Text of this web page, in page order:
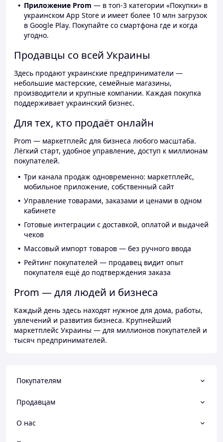
Приложение Prom — в топ-3 категории «Покупки» в
украинском App Store и имеет более 10 млн загрузок
в Google Play. Покупайте со смартфона где и когда
угодно.
Продавцы со всей Украины
Здесь продают украинские предприниматели —
небольшие мастерские, семейные магазины,
производители и крупные компании. Каждая покупка
поддерживает украинский бизнес.
Для тех, кто продаёт онлайн
Prom — маркетплейс для бизнеса любого масштаба.
Лёгкий старт, удобное управление, доступ к миллионам
покупателей.
Три канала продаж одновременно: маркетплейс,
мобильное приложение, собственный сайт
Управление товарами, заказами и ценами в одном
кабинете
Готовые интеграции с доставкой, оплатой и выдачей
чеков
Массовый импорт товаров — без ручного ввода
Рейтинг покупателей — продавец видит опыт
покупателя ещё до подтверждения заказа
Prom — для людей и бизнеса
Каждый день здесь находят нужное для дома, работы,
увлечений и развития бизнеса. Крупнейший
маркетплейс Украины — для миллионов покупателей и
тысяч предпринимателей.
Покупателям
Продавцам
О нас